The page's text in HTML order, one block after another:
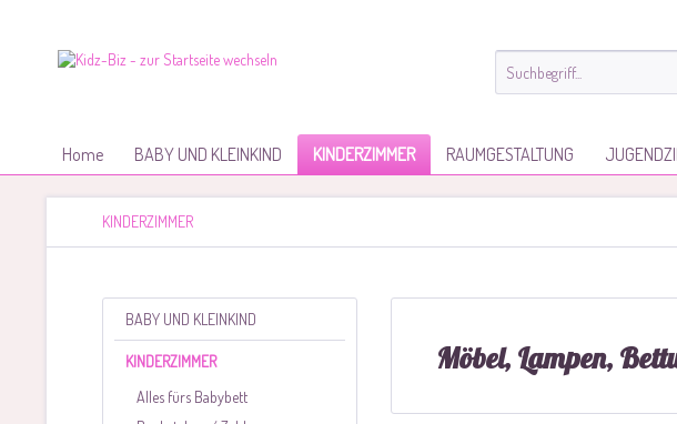
Home BABY UND KLEINKIND KINDERZIMMER RAUMGESTALTUNG
KINDERZIMMER
BABY UND KLEINKIND
KINDERZIMMER
Alles fürs Babybett
Möbel, Lampen,